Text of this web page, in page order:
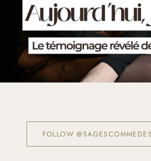
FOLLOW